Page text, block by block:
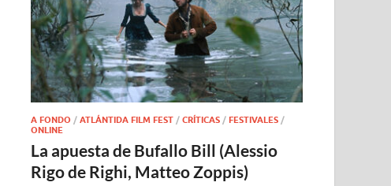
A FONDO /ATLÁNTIDA FILM FEST /CRÍTICAS /FESTIVALES /
ONLINE
La apuesta de Bufallo Bill (Alessio
Rigo de Righi, Matteo Zoppis)